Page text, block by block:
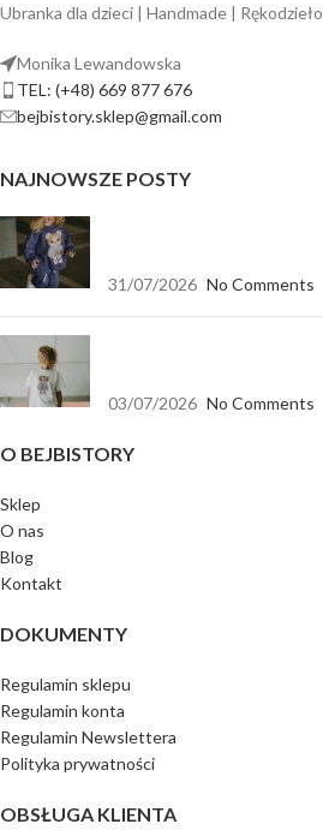
Ubranka dla dzieci | Handmade | Rękodzieło
Monika Lewandowska
TEL: (+48) 669 877 676
bejbistory.sklep@gmail.com
NAJNOWSZE POSTY
31/07/2026 No Comments
03/07/2026 No Comments
O BEJBISTORY
Sklep
O nas
Blog
Kontakt
DOKUMENTY
Regulamin sklepu
Regulamin konta
Regulamin Newslettera
Polityka prywatności
OBSŁUGA KLIENTA